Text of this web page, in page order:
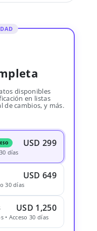
disponibles
en listas
de cambios, y más.
USD 299
días
USD 649
30 días
USD 1,250
• Acceso 30 días